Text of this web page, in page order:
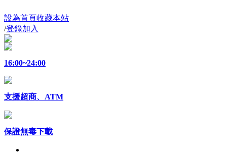
設為首頁收藏本站
/登錄加入
16:00~24:00
支援超商、ATM
保證無毒下載